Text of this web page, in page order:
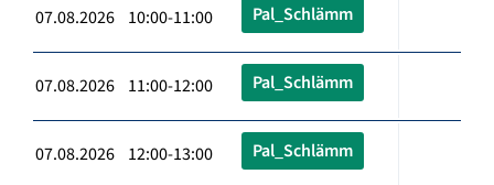
07.08.2026 10:00-11:00 Pal_Schlämm
07.08.2026 11:00-12:00 Pal_Schlämm
07.08.2026 12:00-13:00 Pal_Schlämm